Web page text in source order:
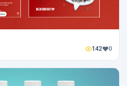
142 0